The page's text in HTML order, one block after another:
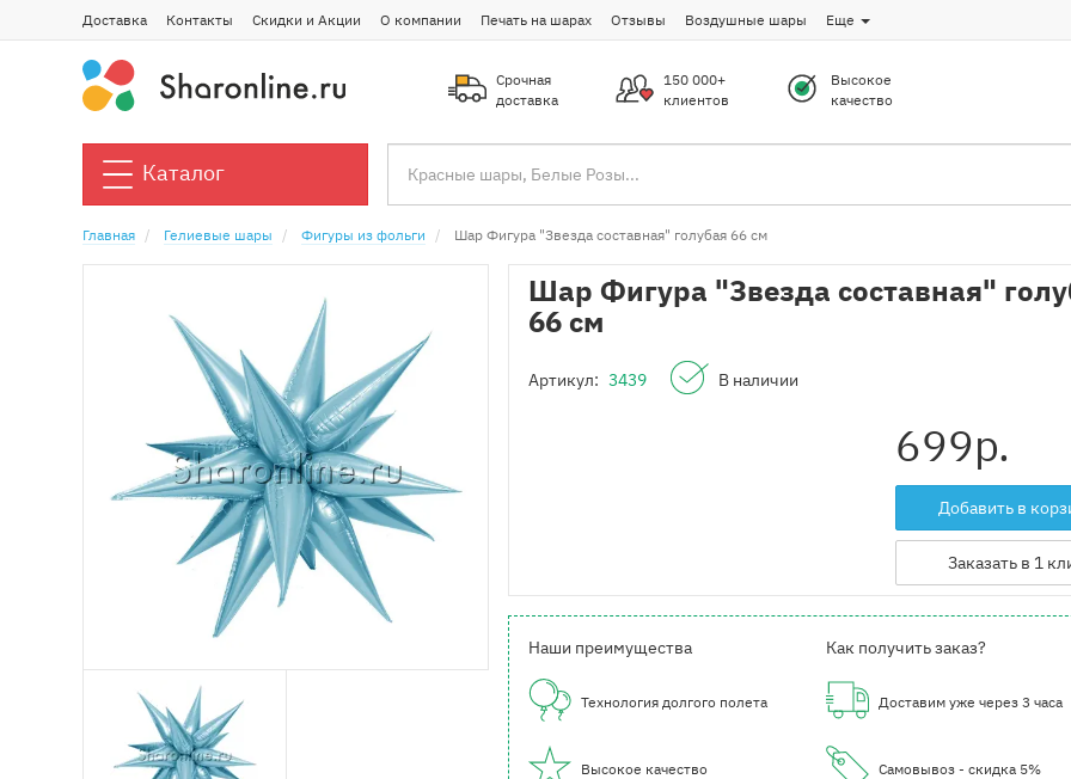
Доставка Контакты Скидки и Акции О компании Печать на шарах Отзывы Воздушные шары Еще
Срочная
доставка
150 000+
клиентов
Высокое
качество
Каталог
Главная Гелиевые шары Фигуры из фольги Шар Фигура "Звезда составная" голубая 66 см
Шар Фигура "Звезда составная"
66 см
Артикул: 3439 В наличии
699р.
Добавить в
Заказать в 1
Наши преимущества
Технология долгого полета
Высокое качество
Как получить заказ?
Доставим уже через 3 часа
Самовывоз - скидка 5%